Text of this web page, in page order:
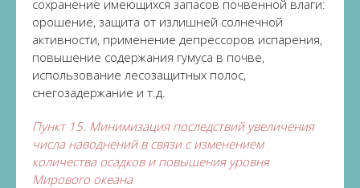
сохранение имеющихся запасов почвенной влаги:
орошение, защита от излишней солнечной
активности, применение депрессоров испарения,
повышение содержания гумуса в почве,
использование лесозащитных полос,
снегозадержание и т.д.
Пункт 15. Минимизация последствий увеличения
числа наводнений в связи с изменением
количества осадков и повышения уровня
Мирового океана